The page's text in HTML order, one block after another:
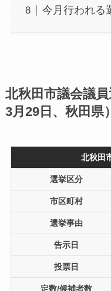
今月行われる
北秋田市議会議
3月29日、秋田県）
北秋田
選挙区分
市区町村
選挙事由
告示日
投票日
定数/候補者数